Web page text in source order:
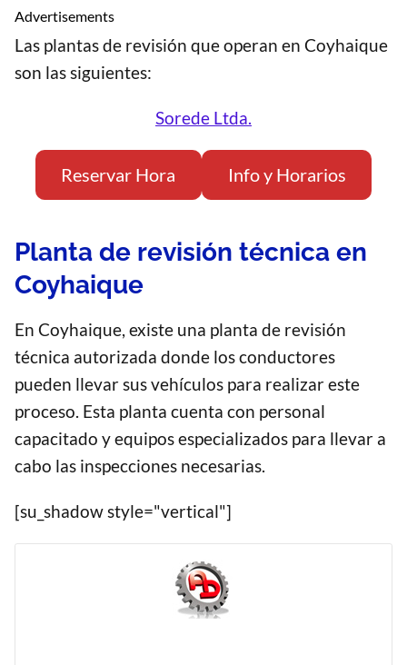
Advertisements
Las plantas de revisión que operan en Coyhaique
son las siguientes:
Sorede Ltda.
Reservar Hora Info y Horarios
Planta de revisión técnica en
Coyhaique
En Coyhaique, existe una planta de revisión
técnica autorizada donde los conductores
pueden llevar sus vehículos para realizar este
proceso. Esta planta cuenta con personal
capacitado y equipos especializados para llevar a
cabo las inspecciones necesarias.
[su_shadow style="vertical"]